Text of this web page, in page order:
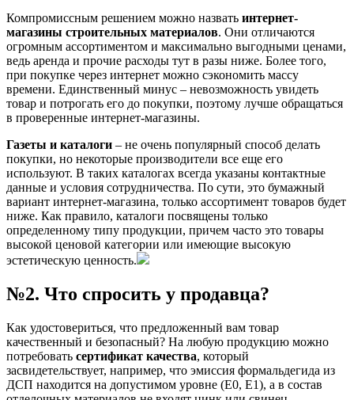
Компромиссным решением можно назвать интернет-
магазины строительных материалов. Они отличаются
огромным ассортиментом и максимально выгодными ценами,
ведь аренда и прочие расходы тут в разы ниже. Более того,
при покупке через интернет можно сэкономить массу
времени. Единственный минус – невозможность увидеть
товар и потрогать его до покупки, поэтому лучше обращаться
в проверенные интернет-магазины.
Газеты и каталоги – не очень популярный способ делать
покупки, но некоторые производители все еще его
используют. В таких каталогах всегда указаны контактные
данные и условия сотрудничества. По сути, это бумажный
вариант интернет-магазина, только ассортимент товаров будет
ниже. Как правило, каталоги посвящены только
определенному типу продукции, причем часто это товары
высокой ценовой категории или имеющие высокую
эстетическую ценность.
№2. Что спросить у продавца?
Как удостовериться, что предложенный вам товар
качественный и безопасный? На любую продукцию можно
потребовать сертификат качества, который
засвидетельствует, например, что эмиссия формальдегида из
ДСП находится на допустимом уровне (Е0, Е1), а в состав